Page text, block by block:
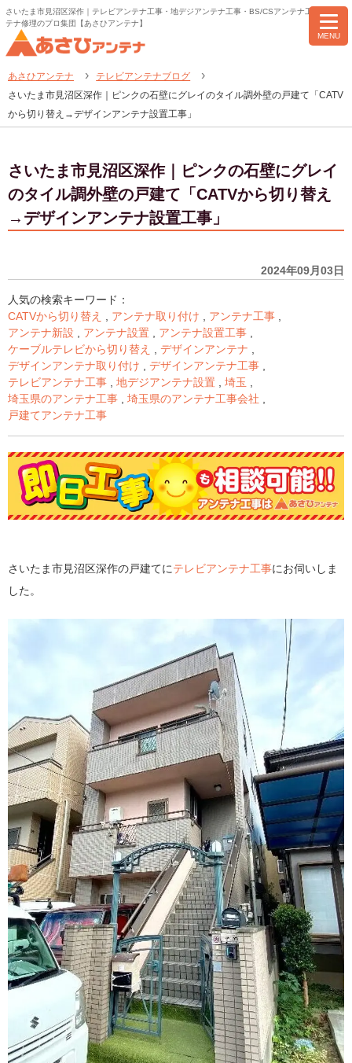
さいたま市見沼区深作｜テレビアンテナ工事・地デジアンテナ工事・BS/CSアンテナ工事・アン
テナ修理のプロ集団【あさひアンテナ】
MENU
あさひアンテナ
テレビアンテナブログ
さいたま市見沼区深作｜ピンクの石壁にグレイのタイル調外壁の戸建て「CATV
から切り替え→デザインアンテナ設置工事」
さいたま市見沼区深作｜ピンクの石壁にグレイ
のタイル調外壁の戸建て「CATVから切り替え
→デザインアンテナ設置工事」
2024年09月03日
人気の検索キーワード：
CATVから切り替え
アンテナ取り付け アンテナ工事
アンテナ新設
アンテナ設置 アンテナ設置工事
ケーブルテレビから切り替え
デザインアンテナ
デザインアンテナ取り付け
デザインアンテナ工事
テレビアンテナ工事
地デジアンテナ設置 埼玉
埼玉県のアンテナ工事
埼玉県のアンテナ工事会社
戸建てアンテナ工事
さいたま市見沼区深作の戸建てにテレビアンテナ工事にお伺いしま
した。